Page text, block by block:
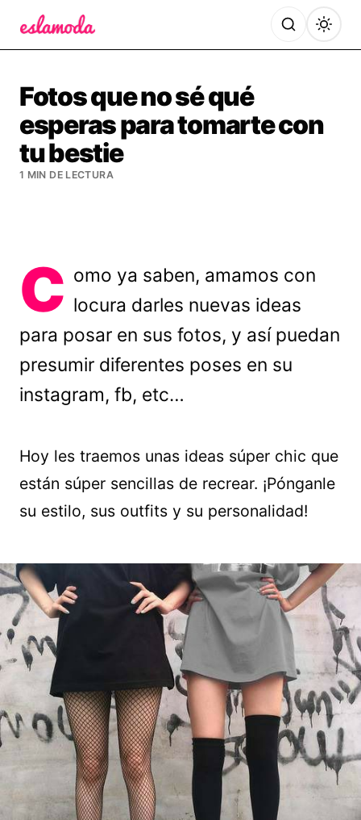
Fotos que no sé qué
esperas para tomarte con
tu bestie
1 MIN DE LECTURA
C omo ya saben, amamos con
locura darles nuevas ideas
para posar en sus fotos, y así puedan
presumir diferentes poses en su
instagram, fb, etc…
Hoy les traemos unas ideas súper chic que
están súper sencillas de recrear. ¡Pónganle
su estilo, sus outfits y su personalidad!